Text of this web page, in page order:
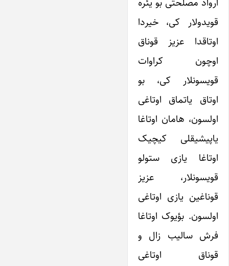
قویدولار کی، خیردا
اوتاقدا عزیز قوناق
اوچون کراوات
قویسونلار کی، بو
اوتاق یاتماق اوتاغی
اولسون، هامان اوتاغا
یاپیشیقلی کیچیک
اوتاغا یازی ستولو
قویسونلار، عزیز
قوناغین یازی اوتاغی
اولسون. بؤیوک اوتاغا
فرش سالیب زال و
قوناق اوتاغی